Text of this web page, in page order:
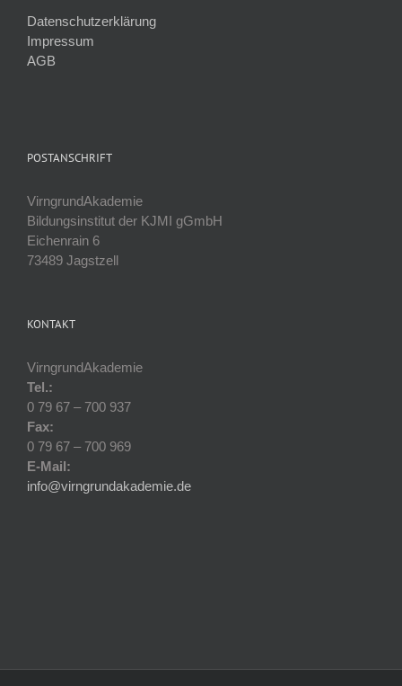
Datenschutzerklärung
Impressum
AGB
POSTANSCHRIFT
VirngrundAkademie
Bildungsinstitut der KJMI gGmbH
Eichenrain 6
73489 Jagstzell
KONTAKT
VirngrundAkademie
Tel.:
0 79 67 – 700 937
Fax:
0 79 67 – 700 969
E-Mail:
info@virngrundakademie.de